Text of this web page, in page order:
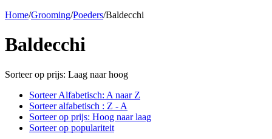
Home/Grooming/Poeders/Baldecchi
Baldecchi
Sorteer op prijs: Laag naar hoog
Sorteer Alfabetisch: A naar Z
Sorteer alfabetisch : Z - A
Sorteer op prijs: Hoog naar laag
Sorteer op populariteit